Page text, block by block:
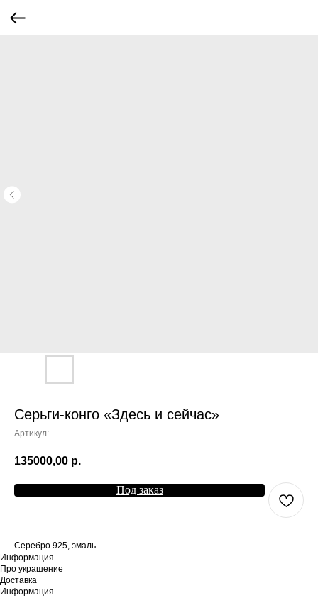
Серьги-конго «Здесь и сейчас»
Артикул:
135000,00 р.
Под заказ
Cеребро 925, эмаль
Информация
Про украшение
Доставка
Информация